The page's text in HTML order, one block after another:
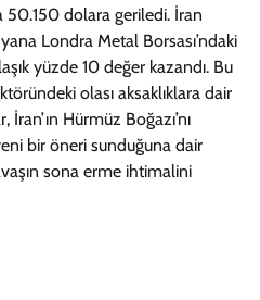
50.150 dolara geriledi. İran
Londra Metal Borsası’ndaki
yüzde 10 değer kazandı. Bu
olası aksaklıklara dair
İran’ın Hürmüz Boğazı’nı
bir öneri sunduğuna dair
sona erme ihtimalini